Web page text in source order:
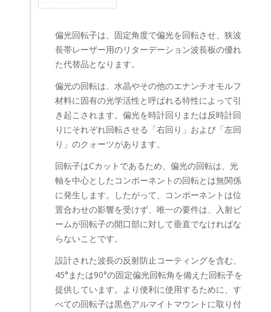
偏光回転子は、固定角度で偏光を回転させ、狭波
長帯レーザー用のリターデーション波長板の優れ
た代替品となります。
偏光の回転は、水晶やその他のエナンチオモルフ
材料に固有の光学活性と呼ばれる特性によって引
き起こされます。偏光を時計回りまたは反時計回
りにそれぞれ回転させる「右回り」および「左回
り」のクォーツがあります。
回転子はCカットであるため、偏光の回転は、光
軸を中心としたコンポーネントの回転とは無関係
に発生します。したがって、コンポーネントは位
置合わせの影響を受けず、唯一の要件は、入射ビ
ームが回転子の開口部に対して垂直でなければな
らないことです。
設計された波長の反射防止コーティングを含む、
45°または90°の固定偏光回転角を備えた回転子を
提供しています。より便利に使用するために、す
べての回転子は黒色アルマイトマウントに取り付